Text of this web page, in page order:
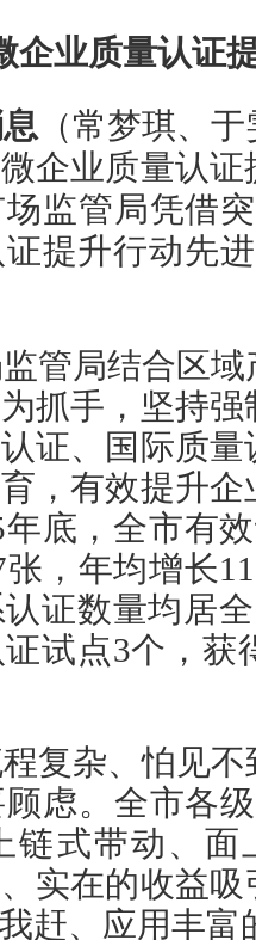
企业质量认证
（常梦琪、
企业质量认
监管局凭借
提升行动先
管局结合区
抓手，坚持
证、国际质
，有效提升
底，全市有
张，年均增长
证数量均居
试点3个，获
复杂、怕见
虑。全市各
链式带动、
实在的收益
赶、应用丰富